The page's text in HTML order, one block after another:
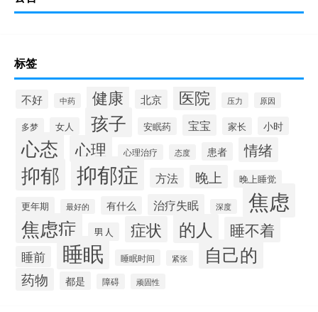
标签
不好 中药 健康 北京 医院 压力 原因
多梦 女人 孩子 安眠药 宝宝 家长 小时
心态 心理 心理治疗 态度 患者 情绪
抑郁 抑郁症 方法 晚上
晚上睡觉
更年期
最好的 有什么 治疗失眠 深度 焦虑
焦虑症 男人 症状 的人 睡不着
睡前 睡眠 睡眠时间 紧张 自己的
药物 都是 障碍 顽固性